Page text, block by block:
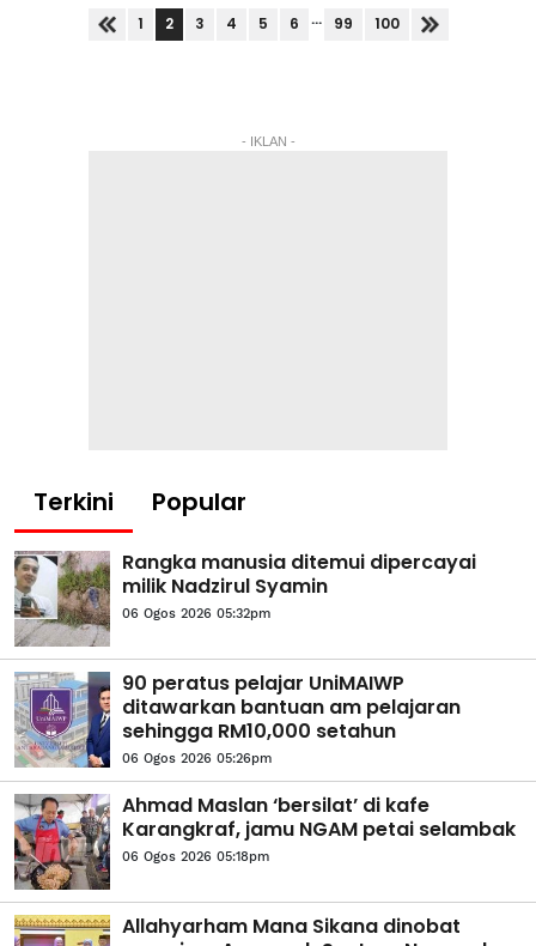
Kelubi, Chekok di sini, pagi...
1 2 3 4 5 6 ... 99 100
- IKLAN -
Terkini Popular
Rangka manusia ditemui dipercayai
milik Nadzirul Syamin
06 Ogos 2026 05:32pm
90 peratus pelajar UniMAIWP
ditawarkan bantuan am pelajaran
sehingga RM10,000 setahun
06 Ogos 2026 05:26pm
Ahmad Maslan ‘bersilat’ di kafe
Karangkraf, jamu NGAM petai selambak
06 Ogos 2026 05:18pm
Allahyarham Mana Sikana dinobat